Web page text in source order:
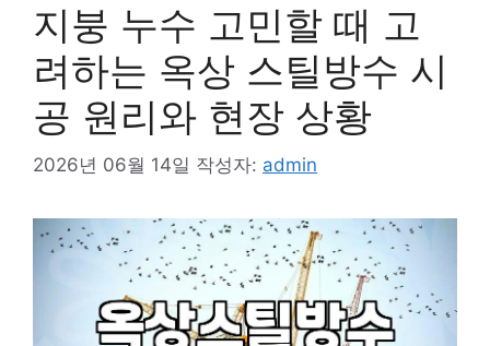
지붕 누수 고민할 때 고
려하는 옥상 스틸방수 시
공 원리와 현장 상황
2026년 06월 14일 작성자: admin